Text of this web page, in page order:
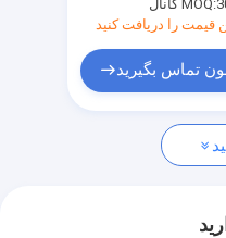
MOQ:
قیمت را دریافت کنید
تماس بگیرید